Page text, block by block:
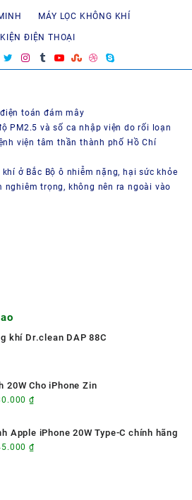
MÁY LỌC KHÔNG KHÍ
ĐIỆN THOẠI
toán đám mây
PM2.5 và số ca nhập viện do rối loạn
viện tâm thần thành phố Hồ Chí
ở Bắc Bộ ô nhiễm nặng, hại sức khỏe
nghiêm trọng, không nên ra ngoài vào
khí Dr.clean DAP 88C
20W Cho iPhone Zin
₫.
₫Giá
tại
là:
Apple iPhone 20W Type-C chính hãng
₫Giá